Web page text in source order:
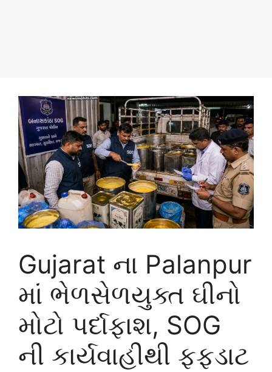
Gujarat ના Palanpur
માં ભેળસેળયુક્ત ઘીનો
મોટો પર્દાફાશ, SOG
ની કાર્યવાહીથી ફફડાટ